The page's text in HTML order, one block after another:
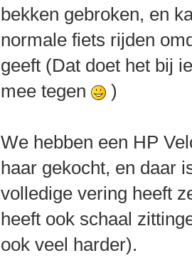
bekken gebroken, en
normale fiets rijden
geeft (Dat doet het bij
mee tegen
)
We hebben een HP
haar gekocht, en daar
volledige vering heeft
heeft ook schaal
ook veel harder).